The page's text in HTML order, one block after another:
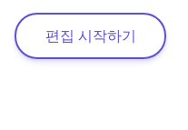
편집 시작하기